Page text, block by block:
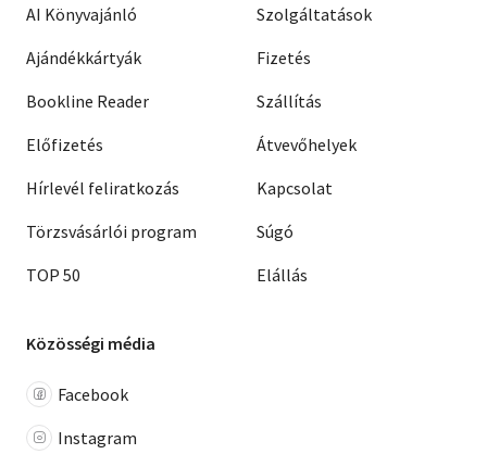
AI Könyvajánló
Ajándékkártyák
Bookline Reader
Előfizetés
Hírlevél feliratkozás
Törzsvásárlói program
TOP 50
Szolgáltatások
Fizetés
Szállítás
Átvevőhelyek
Kapcsolat
Súgó
Elállás
Közösségi média
Facebook
Instagram